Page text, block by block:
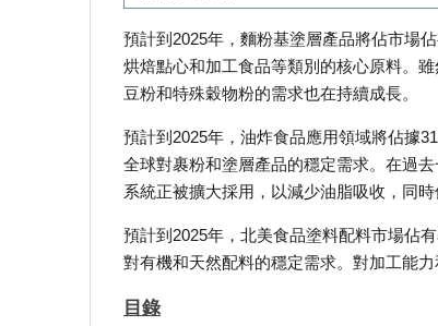
預計到2025年，麵粉基塗層產品將佔市場
烘焙點心和加工食品等類別的核心原料。
豆粉和特殊穀物粉的需求也在持續成長。
預計到2025年，油炸食品應用領域將佔據
全球對裹粉和塗層產品的穩定需求。在過
系統正被擴大採用，以減少油脂吸收，同時
預計到2025年，北美食品塗料配料市場佔
對有機和天然配料的穩定需求。對加工能
目錄